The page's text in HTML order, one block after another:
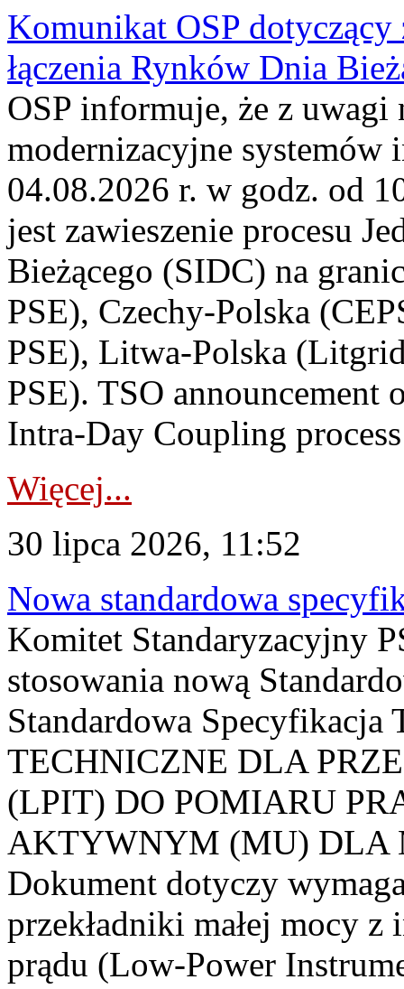
Komunikat OSP dotyczący
łączenia Rynków Dnia
OSP informuje, że z uwagi
modernizacyjne
04.08.2026 r. w godz. od
jest zawieszenie procesu
Bieżącego (SIDC) na
PSE), Czechy-Polska
PSE), Litwa-Polska
PSE). TSO announcement
Intra-Day Coupling
Więcej...
30 lipca 2026, 11:52
Nowa standardowa
Komitet Standaryzacyjny
stosowania nową
Standardowa
TECHNICZNE DLA
(LPIT) DO POMIARU
AKTYWNYM (MU) DLA
Dokument dotyczy
przekładniki małej mocy
prądu (Low-Power